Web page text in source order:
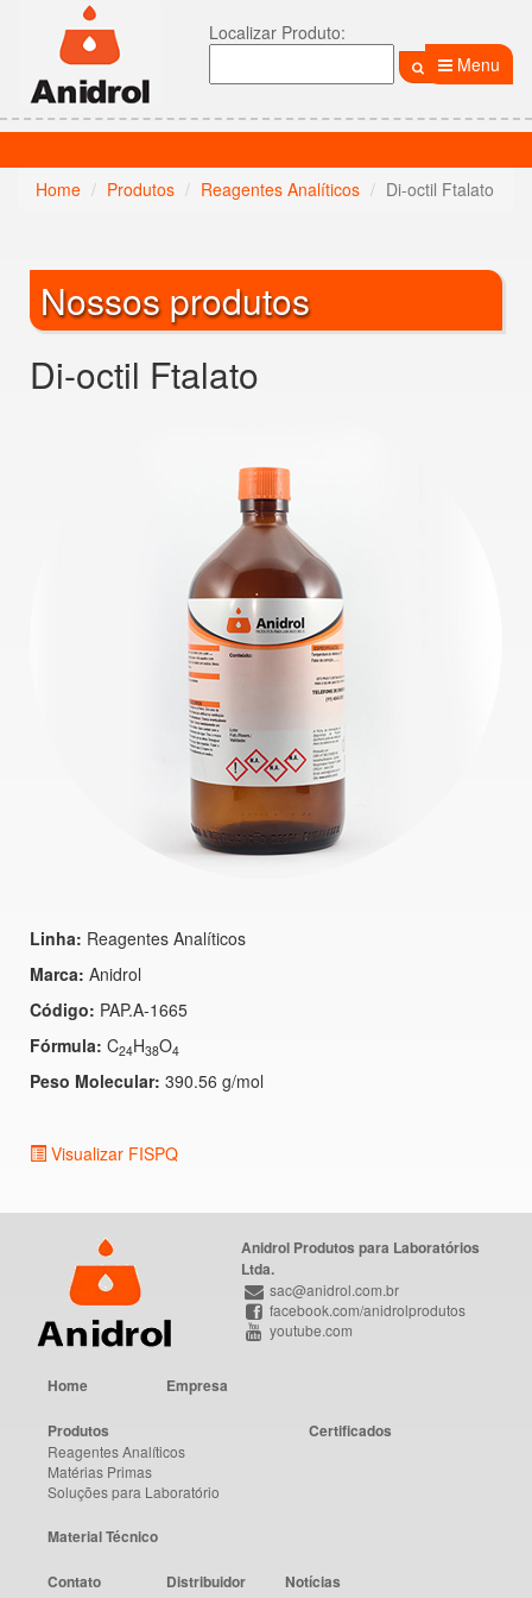
Localizar Produto:
Menu
Home Produtos Reagentes Analíticos Di-octil Ftalato
Nossos produtos
Di-octil Ftalato
Linha: Reagentes Analíticos
Marca: Anidrol
Código: PAP.A-1665
Fórmula: C24H38O4
Peso Molecular: 390.56 g/mol
Visualizar FISPQ
Anidrol Produtos para Laboratórios
Ltda.
sac@anidrol.com.br
facebook.com/anidrolprodutos
youtube.com
Home Empresa
Produtos
Reagentes Analíticos
Matérias Primas
Soluções para Laboratório
Certificados
Material Técnico
Contato Distribuidor Notícias